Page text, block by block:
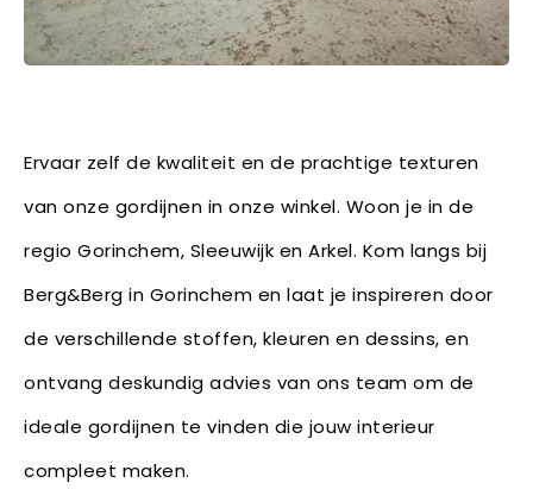
Ervaar zelf de kwaliteit en de prachtige texturen
van onze gordijnen in onze winkel. Woon je in de
regio Gorinchem, Sleeuwijk en Arkel. Kom langs bij
Berg&Berg in Gorinchem en laat je inspireren door
de verschillende stoffen, kleuren en dessins, en
ontvang deskundig advies van ons team om de
ideale gordijnen te vinden die jouw interieur
compleet maken.